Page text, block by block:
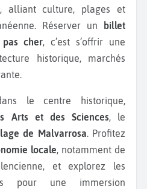
alliant culture, plages et
Réserver un
billet
pas cher, c’est s’offrir une
historique, marchés
le centre historique,
Arts et des Sciences, le
de Malvarrosa. Profitez
locale, notamment de
et explorez les
pour une immersion